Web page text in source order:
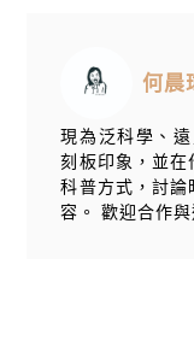
何晨
現為泛科學、
刻板印象，並在
科普方式，討論
容。 歡迎合作與